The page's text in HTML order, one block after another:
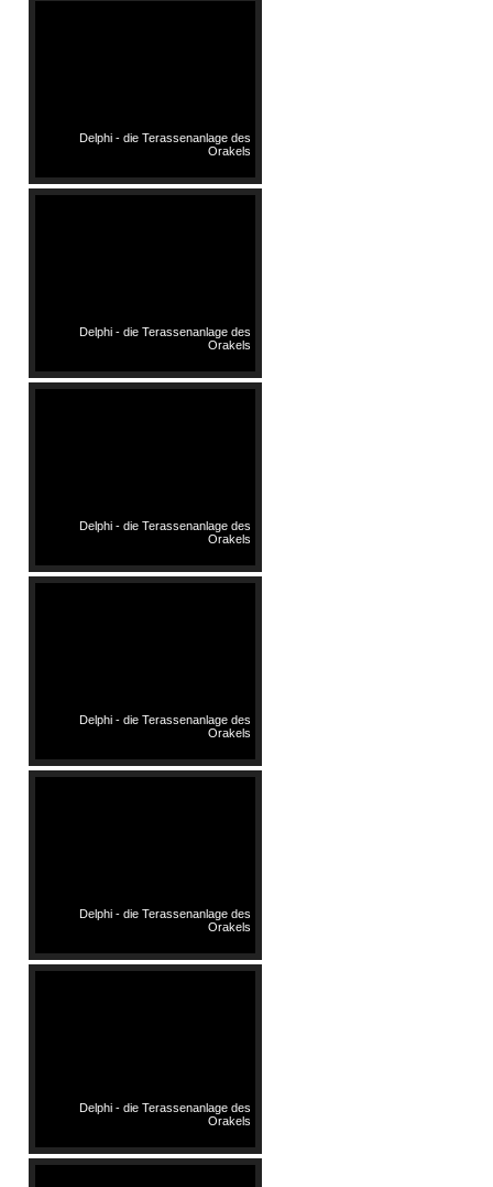
Delphi - die Terassenanlage des
Orakels
Delphi - die Terassenanlage des
Orakels
Delphi - die Terassenanlage des
Orakels
Delphi - die Terassenanlage des
Orakels
Delphi - die Terassenanlage des
Orakels
Delphi - die Terassenanlage des
Orakels